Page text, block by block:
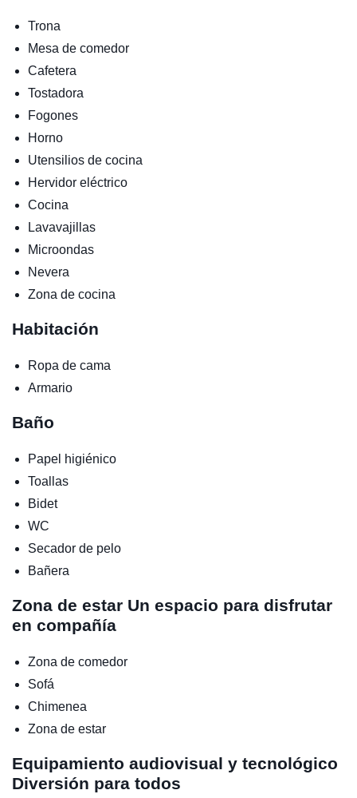
Trona
Mesa de comedor
Cafetera
Tostadora
Fogones
Horno
Utensilios de cocina
Hervidor eléctrico
Cocina
Lavavajillas
Microondas
Nevera
Zona de cocina
Habitación
Ropa de cama
Armario
Baño
Papel higiénico
Toallas
Bidet
WC
Secador de pelo
Bañera
Zona de estar Un espacio para disfrutar
en compañía
Zona de comedor
Sofá
Chimenea
Zona de estar
Equipamiento audiovisual y tecnológico
Diversión para todos